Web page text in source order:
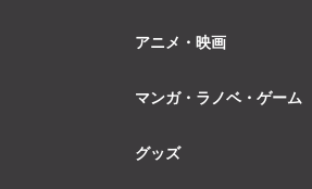
アニメ・映画
マンガ・ラノベ・ゲーム
グッズ